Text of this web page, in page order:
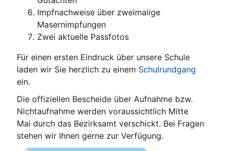
Impf­nach­wei­se über zwei­ma­li­ge
Masernimpfungen
Zwei aktu­el­le Passfotos
Für einen ers­ten Ein­druck über unse­re Schu­le
laden wir Sie herz­lich zu einem Schul­rund­gang
ein.
Die offi­zi­el­len Beschei­de über Auf­nah­me bzw.
Nicht­auf­nah­me wer­den vor­aus­sicht­lich Mit­te
Mai durch das Bezirks­amt ver­schickt. Bei Fra­gen
ste­hen wir Ihnen ger­ne zur Verfügung.